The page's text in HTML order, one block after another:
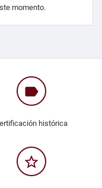
momento.
label
histórica
star_border